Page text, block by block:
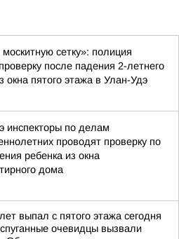
сетку»: полиция
после падения 2-летнего
пятого этажа в Улан-Удэ
инспекторы по делам
проводят проверку по
ребенка из окна
дома
выпал с пятого этажа сегодня
очевидцы вызвали